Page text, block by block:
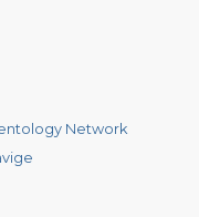
Network